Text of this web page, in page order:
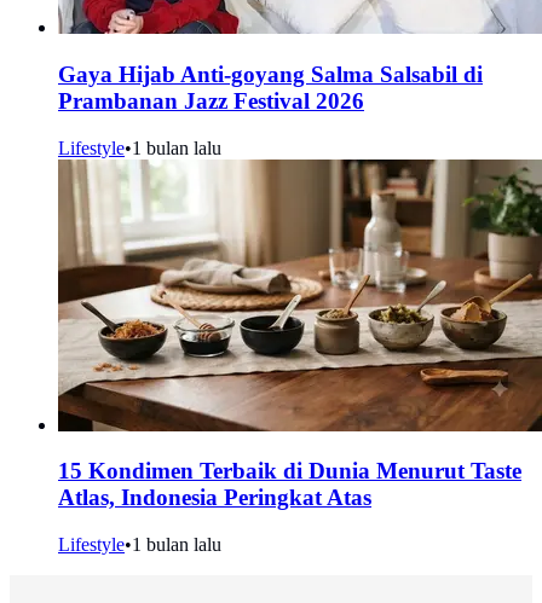
Gaya Hijab Anti-goyang Salma Salsabil di
Prambanan Jazz Festival 2026
Lifestyle•1 bulan lalu
15 Kondimen Terbaik di Dunia Menurut Taste
Atlas, Indonesia Peringkat Atas
Lifestyle•1 bulan lalu